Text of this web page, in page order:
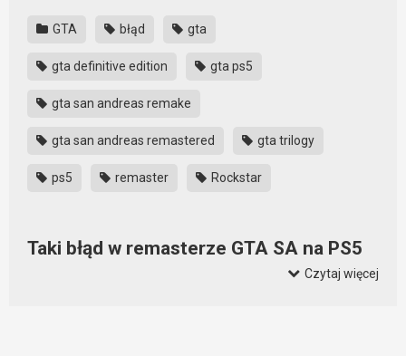
GTA błąd gta
gta definitive edition gta ps5
gta san andreas remake
gta san andreas remastered gta trilogy
ps5 remaster Rockstar
Taki błąd w remasterze GTA SA na PS5
Czytaj więcej